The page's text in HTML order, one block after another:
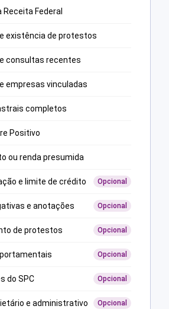
Receita Federal
existência de protestos
consultas recentes
empresas vinculadas
completos
Positivo
ou renda presumida
e limite de crédito Opcional
e anotações Opcional
de protestos Opcional
Opcional
do SPC Opcional
e administrativo Opcional